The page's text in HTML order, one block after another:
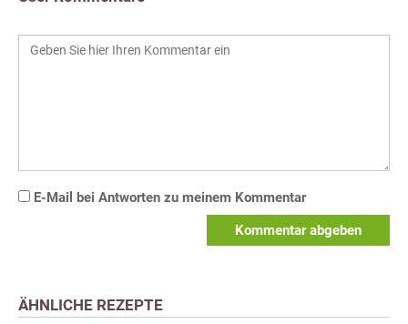
E-Mail bei Antworten zu meinem Kommentar
Kommentar abgeben
ÄHNLICHE REZEPTE